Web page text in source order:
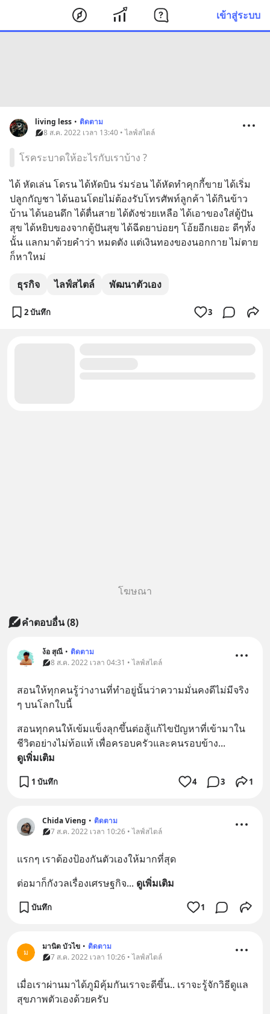
เข้าสู่ระบบ
living less • ติดตาม
8 ส.ค. 2022 เวลา 13:40 • ไลฟ์สไตล์
โรคระบาดให้อะไรกับเราบ้าง ?
ได้ หัดเล่น โดรน ได้หัดบิน ร่มร่อน ได้หัดทำคุกกี้ขาย ได้เริ่ม
ปลูกกัญชา ได้นอนโดยไม่ต้องรับโทรศัพท์ลูกค้า ได้กินข้าว
บ้าน ได้นอนดึก ได้ตื่นสาย ได้ตังช่วยเหลือ ได้เอาของใส่ตู้ปัน
สุข ได้หยิบของจากตู้ปันสุข ได้ฉีดยาบ่อยๆ โอ้ยอีกเยอะ ดีๆทั้ง
นั้น แลกมาด้วยคำว่า หมดตัง แต่เงินทองของนอกกาย ไม่ตาย
ก็หาใหม่
ธุรกิจ ไลฟ์สไตล์ พัฒนาตัวเอง
2 บันทึก 3
โฆษณา
คำตอบอื่น(8)
ง้อ สุณี • ติดตาม
8 ส.ค. 2022 เวลา 04:31 • ไลฟ์สไตล์
สอนให้ทุกคนรู้ว่างานที่ทำอยู่นั้นว่าความมั่นคงดีไม่มีจริง
ๆ บนโลกใบนี้
สอนทุกคนให้เข้มแข็งลุกขึ้นต่อสู้แก้ไขปัญหาที่เข้ามาใน
ชีวิตอย่างไม่ท้อแท้ เพื่อครอบครัวและคนรอบข้าง...
ดูเพิ่มเติม
1 บันทึก 4 3 1
Chida Vieng • ติดตาม
7 ส.ค. 2022 เวลา 10:26 • ไลฟ์สไตล์
แรกๆ เราต้องป้องกันตัวเองให้มากที่สุด
ต่อมาก็กังวลเรื่องเศรษฐกิจ... ดูเพิ่มเติม
บันทึก 1
ม
มานิต บัวไข • ติดตาม
7 ส.ค. 2022 เวลา 10:26 • ไลฟ์สไตล์
เมื่อ​เรา​ผ่าน​มา​ได้​ภูมิ​คุ้มกัน​เรา​จะ​ดีขึ้น.. เรา​จะ​รู้​จัก​วิธี​ดู​แล​
สุขภาพ​ตัวเอง​ด้วย​ครับ​